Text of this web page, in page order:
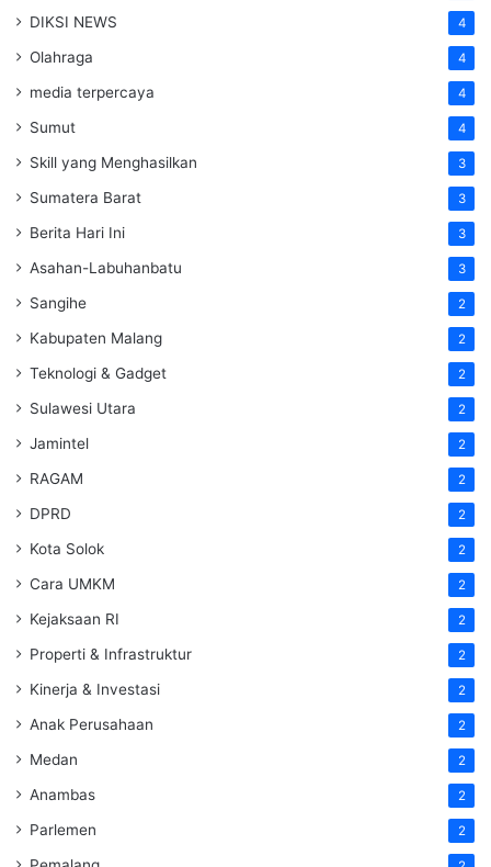
DIKSI NEWS 4
Olahraga 4
media terpercaya 4
Sumut 4
Skill yang Menghasilkan 3
Sumatera Barat 3
Berita Hari Ini 3
Asahan-Labuhanbatu 3
Sangihe 2
Kabupaten Malang 2
Teknologi & Gadget 2
Sulawesi Utara 2
Jamintel 2
RAGAM 2
DPRD 2
Kota Solok 2
Cara UMKM 2
Kejaksaan RI 2
Properti & Infrastruktur 2
Kinerja & Investasi 2
Anak Perusahaan 2
Medan 2
Anambas 2
Parlemen 2